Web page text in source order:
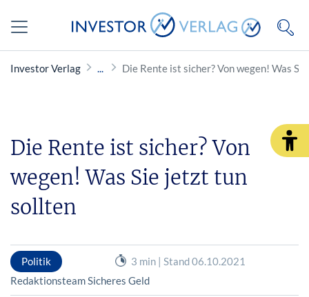
Investor Verlag Die Rente ist sicher? Von wegen! Was
Die Rente ist sicher? Von
wegen! Was Sie jetzt tun
sollten
Politik
3 min | Stand 06.10.2021
Redaktionsteam Sicheres Geld